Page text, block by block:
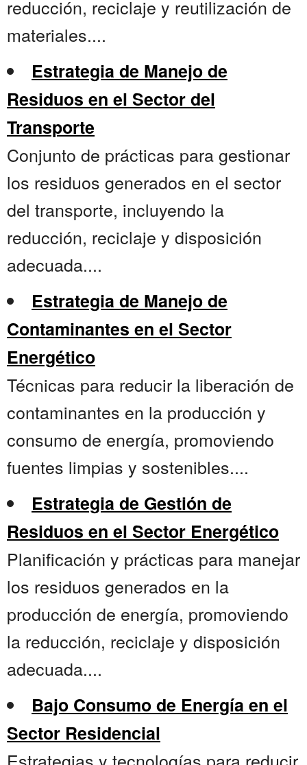
reducción, reciclaje y reutilización de
materiales....
Estrategia de Manejo de
Residuos en el Sector del
Transporte
Conjunto de prácticas para gestionar
los residuos generados en el sector
del transporte, incluyendo la
reducción, reciclaje y disposición
adecuada....
Estrategia de Manejo de
Contaminantes en el Sector
Energético
Técnicas para reducir la liberación de
contaminantes en la producción y
consumo de energía, promoviendo
fuentes limpias y sostenibles....
Estrategia de Gestión de
Residuos en el Sector Energético
Planificación y prácticas para manejar
los residuos generados en la
producción de energía, promoviendo
la reducción, reciclaje y disposición
adecuada....
Bajo Consumo de Energía en el
Sector Residencial